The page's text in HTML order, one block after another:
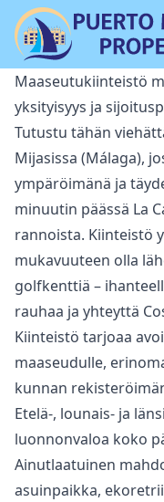
Maaseutukiinteistö
yksityisyys ja
Tutustu tähän
Mijasissa (Málaga),
ympäröimänä ja
minuutin päässä La
rannoista. Kiinteistö
mukavuuteen olla
golfkenttiä –
rauhaa ja yhteyttä
Kiinteistö tarjoaa
maaseudulle,
kunnan
Etelä-, lounais- ja
luonnonvaloa koko
Ainutlaatuinen
asuinpaikka,